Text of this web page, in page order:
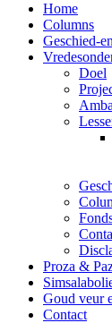
Home
Columns
Geschied-
Doel
Proza &
Goud veur
Contact